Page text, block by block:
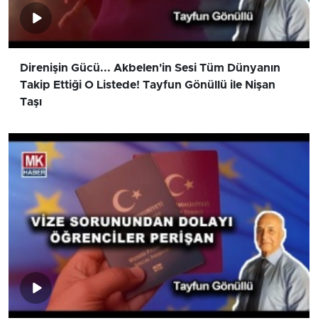
Direnişin Gücü... Akbelen'in Sesi Tüm Dünyanın
Takip Ettiği O Listede! Tayfun Gönüllü ile Nişan
Taşı